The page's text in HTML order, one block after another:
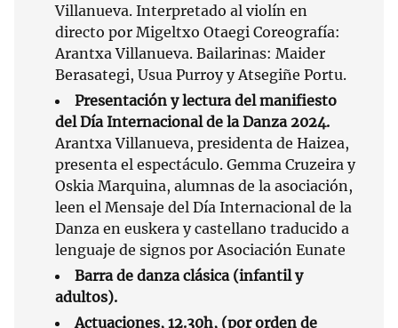
Villanueva. Interpretado al violín en
directo por Migeltxo Otaegi Coreografía:
Arantxa Villanueva. Bailarinas: Maider
Berasategi, Usua Purroy y Atsegiñe Portu.
Presentación y lectura del manifiesto
del Día Internacional de la Danza 2024.
Arantxa Villanueva, presidenta de Haizea,
presenta el espectáculo. Gemma Cruzeira y
Oskia Marquina, alumnas de la asociación,
leen el Mensaje del Día Internacional de la
Danza en euskera y castellano traducido a
lenguaje de signos por Asociación Eunate
Barra de danza clásica (infantil y
adultos).
Actuaciones, 12.30h, (por orden de